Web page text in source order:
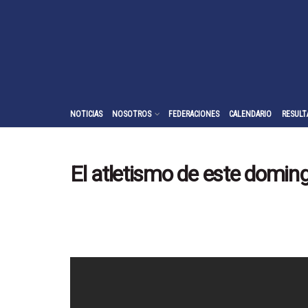
NOTICIAS NOSOTROS FEDERACIONES CALENDARIO
El atletismo de este